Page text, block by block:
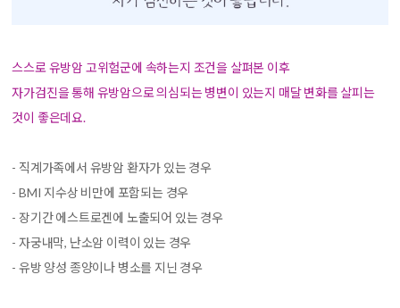
스스로 유방암 고위험군에 속하는지 조건을 살펴본 이후
자가검진을 통해 유방암으로 의심되는 병변이 있는지 매달 변화를 살피는
것이 좋은데요.
- 직계가족에서 유방암 환자가 있는 경우
- BMI 지수상 비만에 포함되는 경우
- 장기간 에스트로겐에 노출되어 있는 경우
- 자궁내막, 난소암 이력이 있는 경우
- 유방 양성 종양이나 병소를 지닌 경우